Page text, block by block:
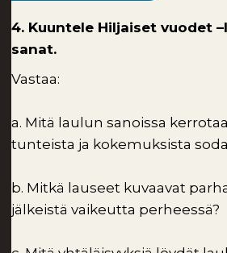
4. Kuuntele Hiljaiset vuodet
sanat.
Vastaa:
a. Mitä laulun sanoissa
tunteista ja kokemuksista
b. Mitkä lauseet kuvaavat
jälkeistä vaikeutta perheessä?